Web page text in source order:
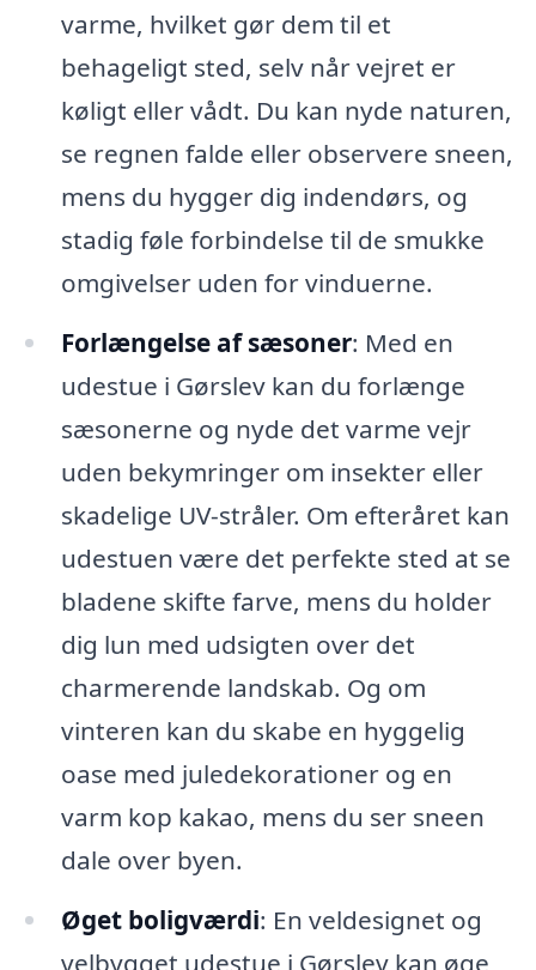
varme, hvilket gør dem til et
behageligt sted, selv når vejret er
køligt eller vådt. Du kan nyde naturen,
se regnen falde eller observere sneen,
mens du hygger dig indendørs, og
stadig føle forbindelse til de smukke
omgivelser uden for vinduerne.
Forlængelse af sæsoner: Med en
udestue i Gørslev kan du forlænge
sæsonerne og nyde det varme vejr
uden bekymringer om insekter eller
skadelige UV-stråler. Om efteråret kan
udestuen være det perfekte sted at se
bladene skifte farve, mens du holder
dig lun med udsigten over det
charmerende landskab. Og om
vinteren kan du skabe en hyggelig
oase med juledekorationer og en
varm kop kakao, mens du ser sneen
dale over byen.
Øget boligværdi: En veldesignet og
velbygget udestue i Gørslev kan øge